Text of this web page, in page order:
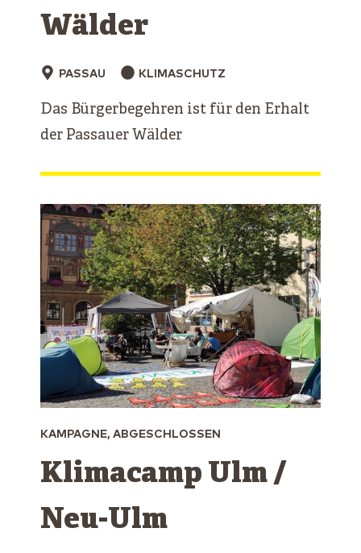
Wälder
PASSAU KLIMASCHUTZ
Das Bürgerbegehren ist für den Erhalt
der Passauer Wälder
KAMPAGNE, ABGESCHLOSSEN
Klimacamp Ulm /
Neu-Ulm